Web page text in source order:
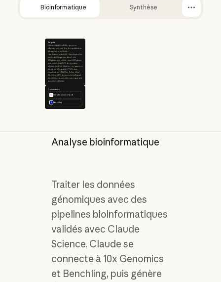
Bioinformatique Synthèse
Requête
Utilisez la skill scRNA-qc pour
effectuer un contrôle de qualité et un
filtrage sur mon fichier
raw_feature_matrix.h5. Appliquez les
seuils de filtrage standard : min
200 gènes par cellule, max 6 000 gènes
par cellule, max 15 % de contenu
mitochondrial. Générez un rapport
de contrôle qualité HTML avec
visualisation UMAP, un fichier h5ad
filtré et un CSV de mesures indiquant
les cellules conservées par rapport
aux cellules filtrées.
Connecteurs
10x Genomics Cloud
Benchling
Analyse bioinformatique
Traiter les données
génomiques avec des
pipelines bioinformatiques
validés avec Claude
Science. Claude se
connecte à 10x Genomics
et Benchling, puis génère